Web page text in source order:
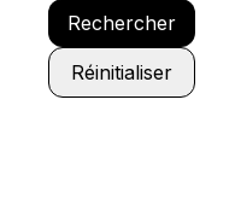
Rechercher
Réinitialiser